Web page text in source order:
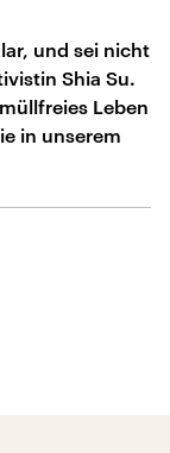
und sei nicht
Shia Su.
Leben
in unserem